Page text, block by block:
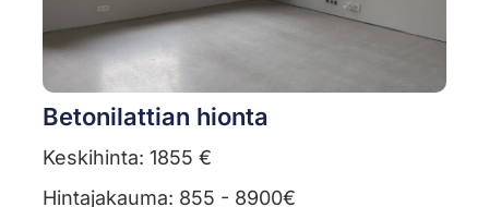
Betonilattian hionta
Keskihinta: 1855 €
Hintajakauma: 855 - 8900€